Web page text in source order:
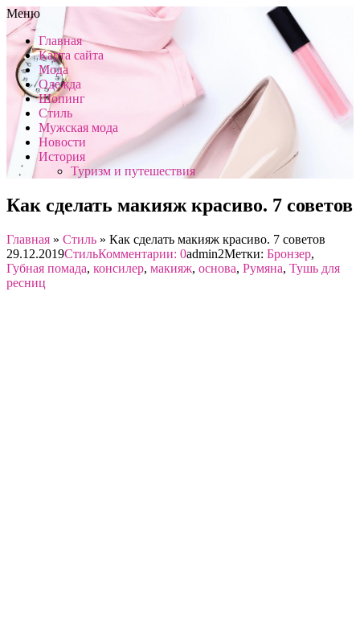
Меню
Главная
Карта сайта
Мода
Одежда
Шопинг
Стиль
Мужская мода
Новости
История
Туризм и путешествия
Как сделать макияж красиво. 7 советов
Главная » Стиль » Как сделать макияж красиво. 7 советов
29.12.2019СтильКомментарии: 0admin2Метки: Бронзер,
Губная помада, консилер, макияж, основа, Румяна, Тушь для
ресниц